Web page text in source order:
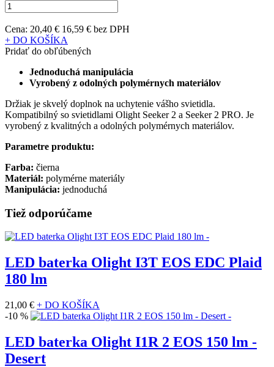
Cena: 20,40 € 16,59 € bez DPH
+ DO KOŠÍKA
Pridať do obľúbených
Jednoduchá manipulácia
Vyrobený z odolných polymérnych materiálov
Držiak je skvelý doplnok na uchytenie vášho svietidla.
Kompatibilný so svietidlami Olight Seeker 2 a Seeker 2 PRO. Je
vyrobený z kvalitných a odolných polymérnych materiálov.
Parametre produktu:
Farba: čierna
Materiál: polymérne materiály
Manipulácia: jednoduchá
Tiež odporúčame
LED baterka Olight I3T EOS EDC Plaid
180 lm
21,00 € + DO KOŠÍKA
-10 %
LED baterka Olight I1R 2 EOS 150 lm -
Desert